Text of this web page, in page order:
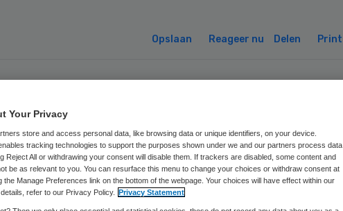
Opslaan Reageer nu Delen Print
bestuurslid bij
ziekenhuizen
Your Privacy
store and access personal data, like browsing data or unique identifiers, on your device.
tracking technologies to support the purposes shown under we and our partners process data
Reject All or withdrawing your consent will disable them. If trackers are disabled, some content and
be as relevant to you. You can resurface this menu to change your choices or withdraw consent at
the Manage Preferences link on the bottom of the webpage. Your choices will have effect within our
refer to our Privacy Policy. Privacy Statement